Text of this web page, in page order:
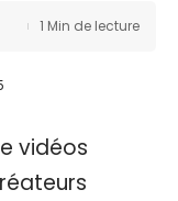
1 Min de lecture
vidéos